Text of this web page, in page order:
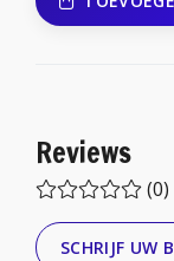
Reviews
(0)
SCHRIJF UW